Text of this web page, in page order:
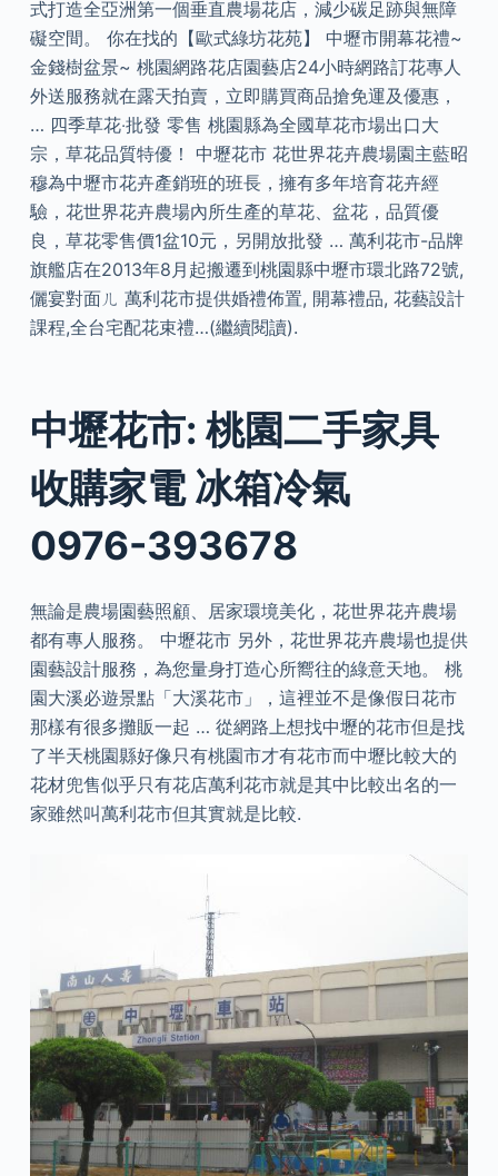
式打造全亞洲第一個垂直農場花店，減少碳足跡與無障
礙空間。 你在找的【歐式綠坊花苑】 中壢市開幕花禮~
金錢樹盆景~ 桃園網路花店園藝店24小時網路訂花專人
外送服務就在露天拍賣，立即購買商品搶免運及優惠，
… 四季草花‧批發 零售 桃園縣為全國草花市場出口大
宗，草花品質特優！ 中壢花市 花世界花卉農場園主藍昭
穆為中壢市花卉產銷班的班長，擁有多年培育花卉經
驗，花世界花卉農場內所生產的草花、盆花，品質優
良，草花零售價1盆10元，另開放批發 … 萬利花市-品牌
旗艦店在2013年8月起搬遷到桃園縣中壢市環北路72號,
儷宴對面ㄦ 萬利花市提供婚禮佈置, 開幕禮品, 花藝設計
課程,全台宅配花束禮…(繼續閱讀).
中壢花市: 桃園二手家具
收購家電 冰箱冷氣
0976-393678
無論是農場園藝照顧、居家環境美化，花世界花卉農場
都有專人服務。 中壢花市 另外，花世界花卉農場也提供
園藝設計服務，為您量身打造心所嚮往的綠意天地。 桃
園大溪必遊景點「大溪花市」，這裡並不是像假日花市
那樣有很多攤販一起 … 從網路上想找中壢的花市但是找
了半天桃園縣好像只有桃園市才有花市而中壢比較大的
花材兜售似乎只有花店萬利花市就是其中比較出名的一
家雖然叫萬利花市但其實就是比較.